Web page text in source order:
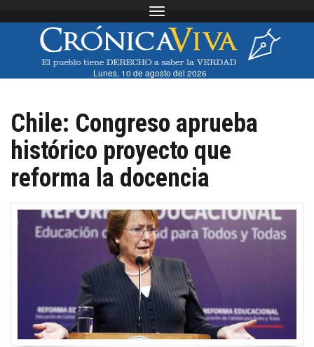
Toggle navigation
Lunes, 10 de agosto del 2026
Chile: Congreso aprueba
histórico proyecto que
reforma la docencia